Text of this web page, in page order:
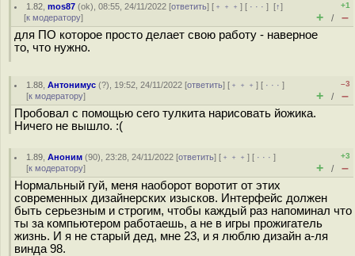
1.82 ,mos87 (ok), 08:55, 24/11/2022 [ответить] [ ﹢﹢﹢] [ · · ·][↑]
[к модератору]
+1
+ / –
для ПО которое просто делает свою работу - наверное
то, что нужно.
1.88 ,Антонимус (?), 19:52, 24/11/2022 [ответить] [ ﹢﹢﹢] [ · · ·]
[к модератору]
–3
+ / –
Пробовал с помощью сего тулкита нарисовать йожика.
Ничего не вышло. :(
1.89 ,Аноним (90), 23:28, 24/11/2022 [ответить] [ ﹢﹢﹢] [ · · ·]
[к модератору]
+3
+ / –
Нормальный гуй, меня наоборот воротит от этих
современных дизайнерских изысков. Интерфейс должен
быть серьезным и строгим, чтобы каждый раз напоминал что
ты за компьютером работаешь, а не в игры прожигатель
жизнь. И я не старый дед, мне 23, и я люблю дизайн а-ля
винда 98.